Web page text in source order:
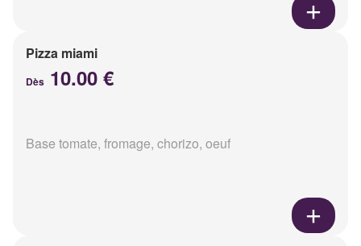
Pizza miami
Dès 10.00 €
Base tomate, fromage, chorizo, oeuf